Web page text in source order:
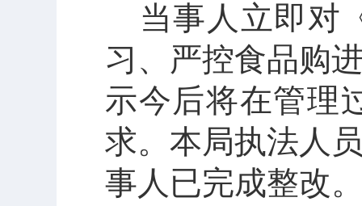
当事人立即对
习、严控食品购
示今后将在管理
求。本局执法人
事人已完成整改